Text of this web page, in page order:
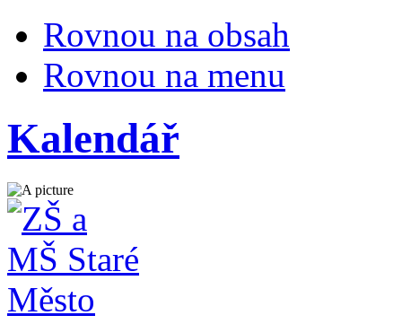
Rovnou na obsah
Rovnou na menu
Kalendář